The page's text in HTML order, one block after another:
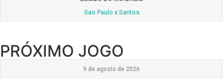
Sao Paulo x Santos
PRÓXIMO JOGO
9 de agosto de 2026